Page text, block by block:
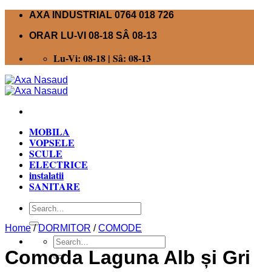
Skip
content
AXA INDUSTRIAL 0764 018 726
ORAR LU-VI 08-18 SÂ 08-13
Lu-Vi: 08-18 | Sâ: 08-13
MOBILA
VOPSELE
SCULE
ELECTRICE
instalatii
SANITARE
Search
for:
Search
for:
Home / DORMITOR / COMODE
Comoda Laguna Alb și Gri